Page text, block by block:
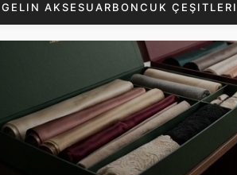
GELIN AKSESUARBONCUK ÇEŞITLERI